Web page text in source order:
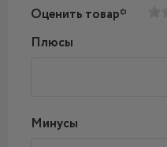
Оценить товар*
Плюсы
Минусы